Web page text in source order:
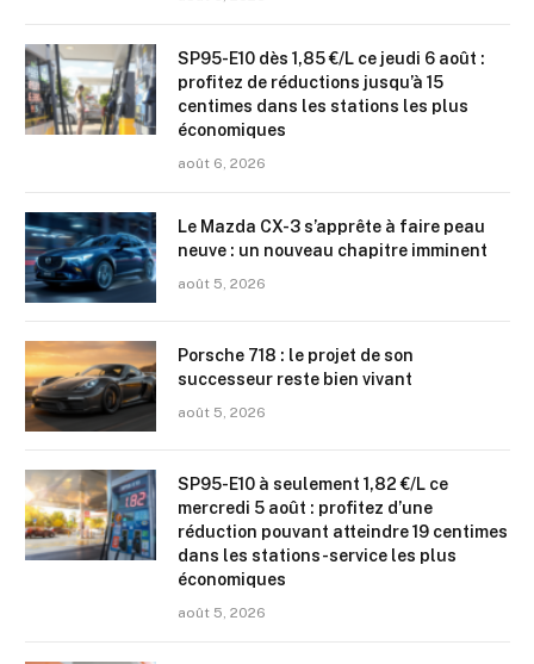
SP95-E10 dès 1,85 €/L ce jeudi 6 août :
profitez de réductions jusqu’à 15
centimes dans les stations les plus
économiques
août 6, 2026
Le Mazda CX-3 s’apprête à faire peau
neuve : un nouveau chapitre imminent
août 5, 2026
Porsche 718 : le projet de son
successeur reste bien vivant
août 5, 2026
SP95-E10 à seulement 1,82 €/L ce
mercredi 5 août : profitez d’une
réduction pouvant atteindre 19 centimes
dans les stations-service les plus
économiques
août 5, 2026